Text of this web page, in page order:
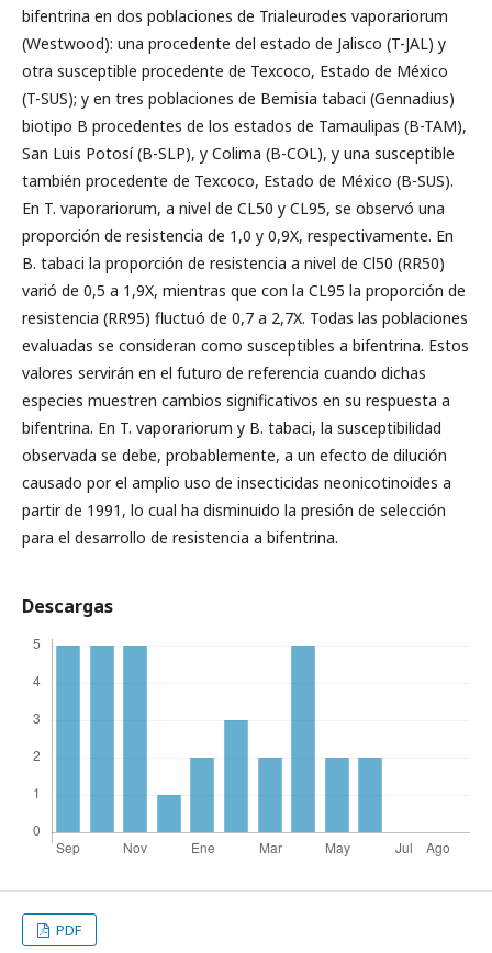
bifentrina en dos poblaciones de Trialeurodes vaporariorum
(Westwood): una procedente del estado de Jalisco (T-JAL) y
otra susceptible procedente de Texcoco, Estado de México
(T-SUS); y en tres poblaciones de Bemisia tabaci (Gennadius)
biotipo B procedentes de los estados de Tamaulipas (B-TAM),
San Luis Potosí (B-SLP), y Colima (B-COL), y una susceptible
también procedente de Texcoco, Estado de México (B-SUS).
En T. vaporariorum, a nivel de CL50 y CL95, se observó una
proporción de resistencia de 1,0 y 0,9X, respectivamente. En
B. tabaci la proporción de resistencia a nivel de Cl50 (RR50)
varió de 0,5 a 1,9X, mientras que con la CL95 la proporción de
resistencia (RR95) fluctuó de 0,7 a 2,7X. Todas las poblaciones
evaluadas se consideran como susceptibles a bifentrina. Estos
valores servirán en el futuro de referencia cuando dichas
especies muestren cambios significativos en su respuesta a
bifentrina. En T. vaporariorum y B. tabaci, la susceptibilidad
observada se debe, probablemente, a un efecto de dilución
causado por el amplio uso de insecticidas neonicotinoides a
partir de 1991, lo cual ha disminuido la presión de selección
para el desarrollo de resistencia a bifentrina.
Descargas
PDF